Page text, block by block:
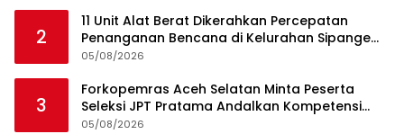
2
11 Unit Alat Berat Dikerahkan Percepatan
Penanganan Bencana di Kelurahan Sipange
Kecamatan Tukka
05/08/2026
3
Forkopemras Aceh Selatan Minta Peserta
Seleksi JPT Pratama Andalkan Kompetensi
dan Integritas, Bukan Kedekatan
05/08/2026